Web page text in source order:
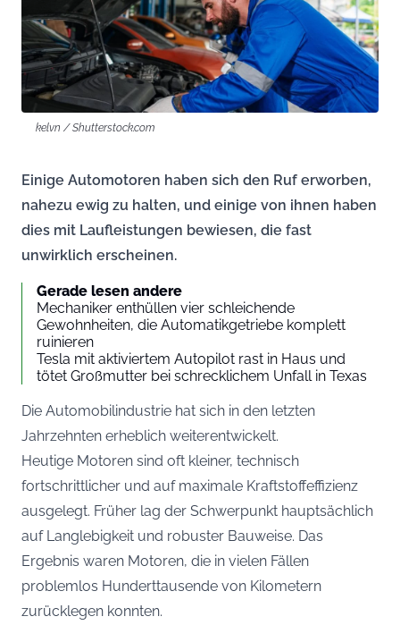
kelvn / Shutterstock.com
Einige Automotoren haben sich den Ruf erworben,
nahezu ewig zu halten, und einige von ihnen haben
dies mit Laufleistungen bewiesen, die fast
unwirklich erscheinen.
Gerade lesen andere
Mechaniker enthüllen vier schleichende
Gewohnheiten, die Automatikgetriebe komplett
ruinieren
Tesla mit aktiviertem Autopilot rast in Haus und
tötet Großmutter bei schrecklichem Unfall in Texas
Die Automobilindustrie hat sich in den letzten
Jahrzehnten erheblich weiterentwickelt.
Heutige Motoren sind oft kleiner, technisch
fortschrittlicher und auf maximale Kraftstoffeffizienz
ausgelegt. Früher lag der Schwerpunkt hauptsächlich
auf Langlebigkeit und robuster Bauweise. Das
Ergebnis waren Motoren, die in vielen Fällen
problemlos Hunderttausende von Kilometern
zurücklegen konnten.